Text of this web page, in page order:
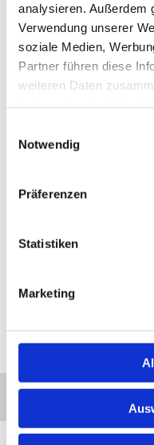
analysieren. Außerdem
Verwendung unserer
soziale Medien,
Partner führen diese
weiteren Daten
Notwendig
Präferenzen
Statistiken
Marketing
E-Mail*
Nachricht*
Bitte akzeptieren Sie
Karte